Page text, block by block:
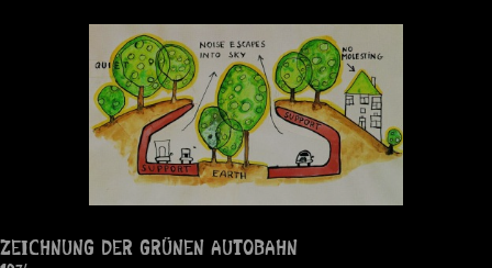
ZEICHNUNG DER GRÜNEN AUTOBAHN